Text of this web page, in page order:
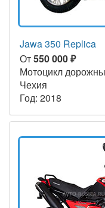
Jawa 350 Replica
От550 000 ₽
Мотоцикл
Чехия
Год: 2018